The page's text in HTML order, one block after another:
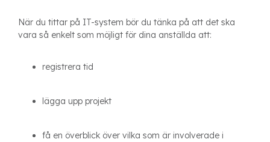
När du tittar på IT-system bör du tänka på att det ska
vara så enkelt som möjligt för dina anställda att:
registrera tid
lägga upp projekt
få en överblick över vilka som är involverade i